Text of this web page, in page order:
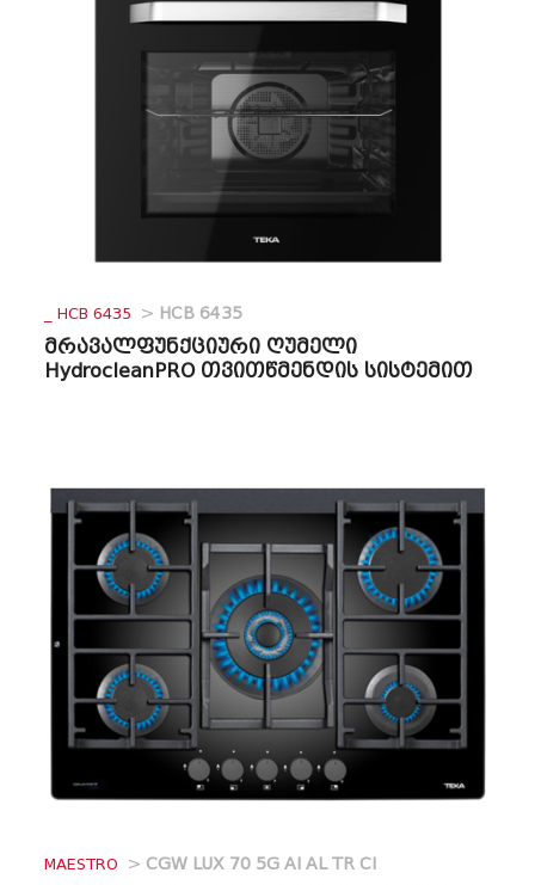
_ HCB 6435 > HCB 6435
მრავალფუნქციური ღუმელი
HydrocleanPRO თვითწმენდის სისტემით
MAESTRO > CGW LUX 70 5G AI AL TR CI